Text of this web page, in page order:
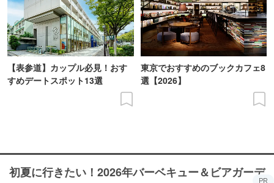
【表参道】カップル必見！おす
すめデートスポット13選
東京でおすすめのブックカフェ8
選【2026】
初夏に行きたい！2026年バーベキュー＆ビアガーデ
PR